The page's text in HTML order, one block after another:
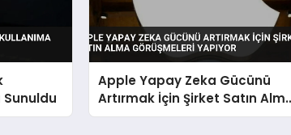
Sunuldu
Apple Yapay Zeka Gücünü
Artırmak İçin Şirket Satın
Görüşmeleri Yapıyor